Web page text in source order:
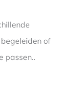
of
passen..